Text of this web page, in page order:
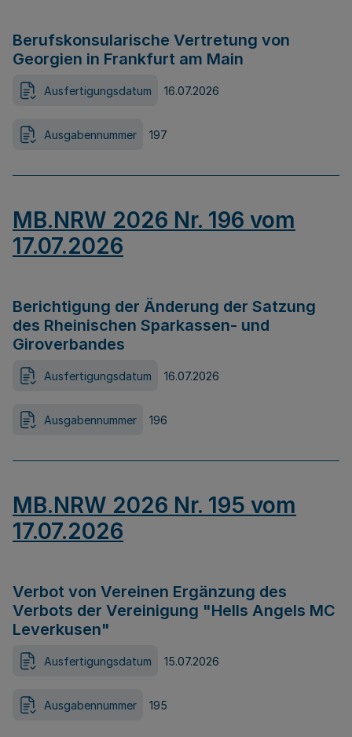
Berufskonsularische Vertretung von
Georgien in Frankfurt am Main
Ausfertigungsdatum 16.07.2026
Ausgabennummer 197
MB.NRW 2026 Nr. 196 vom
17.07.2026
Berichtigung der Änderung der Satzung
des Rheinischen Sparkassen- und
Giroverbandes
Ausfertigungsdatum 16.07.2026
Ausgabennummer 196
MB.NRW 2026 Nr. 195 vom
17.07.2026
Verbot von Vereinen Ergänzung des
Verbots der Vereinigung "Hells Angels MC
Leverkusen"
Ausfertigungsdatum 15.07.2026
Ausgabennummer 195